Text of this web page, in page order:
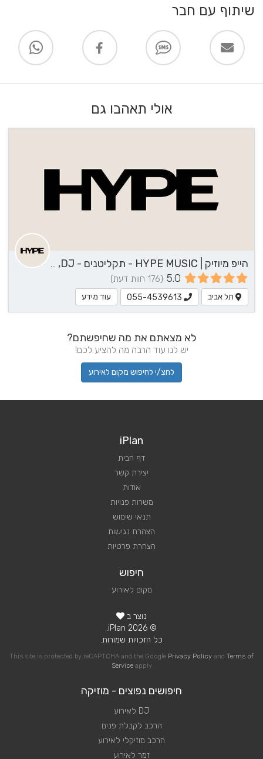
שיתוף עם חבר
אולי תאהבו גם
הייפ מיוזיק | HYPE MUSIC - תקליטנים - DJ, שירותי מוזיקה, נגן / הרכב מוזיקלי
5.0 (176 חוות דעת)
תל אביב 055-4539613 עוד מידע
לא מצאתם את מה שחיפשתם?
יש לנו עוד הרבה מה להציע לכם!
לחצ/י לחיפוש מקום לאירוע
iPlan
דף הבית
יצירת קשר
אודות
משרות פנויות
תנאי שימוש
הצהרת נגישות
הצהרת פרטיות
חיפוש
מקום לאירוע
נוצר ב
© 2026 iPlan.
כל הזכויות שמורות.
This site is protected by reCAPTCHA and the Google Privacy Policy and Terms of
Serviceapply
חיפושים נפוצים - מוזיקה
DJ לאירוע
הרכב לקבלת פנים
הרכב מוזיקלי לאירוע
זמר לאירוע